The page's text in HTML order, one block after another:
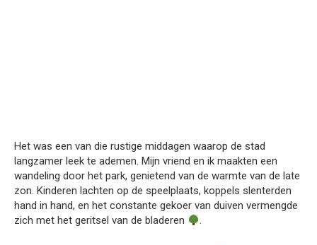
Het was een van die rustige middagen waarop de stad
langzamer leek te ademen. Mijn vriend en ik maakten een
wandeling door het park, genietend van de warmte van de late
zon. Kinderen lachten op de speelplaats, koppels slenterden
hand in hand, en het constante gekoer van duiven vermengde
zich met het geritsel van de bladeren
.